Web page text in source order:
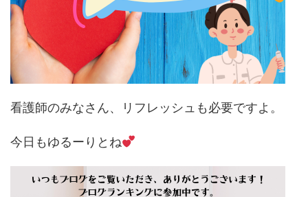
看護師のみなさん、リフレッシュも必要ですよ。
今日もゆるーりとね